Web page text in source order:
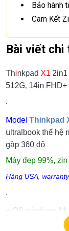
Bảo hành
Cam Kết
Bài viết chi
Thinkpad X1 2in1
512G, 14in FHD+
.
Model Thinkpad
ultralbook thế hệ
gập 360 độ
Máy đẹp 99%,
Hàng USA,
.
+ OS windows 11
ultra 7 165U.